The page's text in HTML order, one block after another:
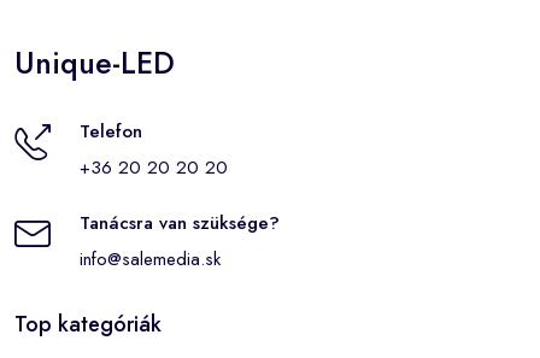
Unique-LED
Telefon
+36 20 20 20 20
Tanácsra van szüksége?
info@salemedia.sk
Top kategóriák